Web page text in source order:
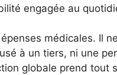
engagée au
médicales. Il
à un tiers, ni une
globale prend tout